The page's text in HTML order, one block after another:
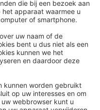
HR Academy
HR Podcast
CHRO
HR Day